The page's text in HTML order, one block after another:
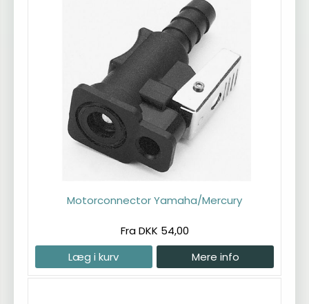
Motorconnector Yamaha/Mercury
Fra DKK 54,00
Læg i kurv
Mere info